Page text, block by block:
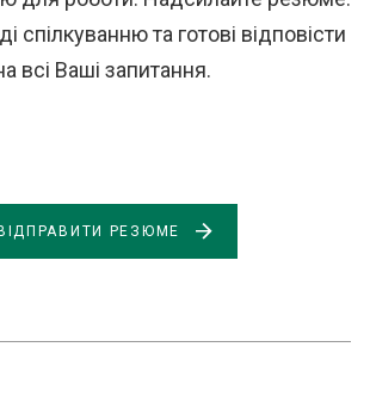
спілкуванню та готові відповісти
всі Ваші запитання.
ВІДПРАВИТИ РЕЗЮМЕ